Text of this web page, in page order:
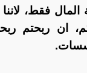
المال فقط،
ان ربحتم